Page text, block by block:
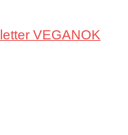
VEGANOK